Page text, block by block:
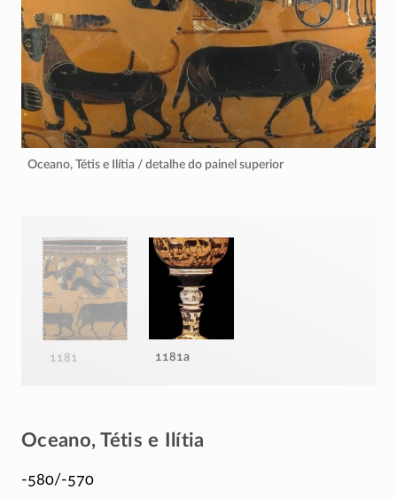
Oceano, Tétis e Ilítia / detalhe do painel superior
1181 1181a
Oceano, Tétis e Ilítia
-580/-570